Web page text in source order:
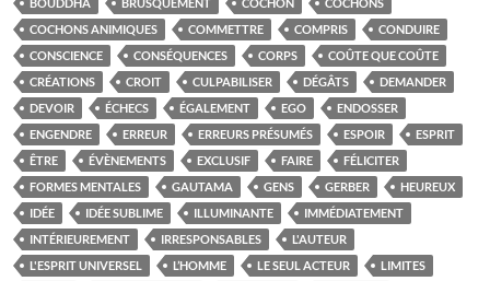
COCHONS ANIMIQUES
COMMETTRE COMPRIS
CONDUIRE
CONSCIENCE
CONSÉQUENCES CORPS
COÛTE QUE COÛTE
CRÉATIONS
CROIT CULPABILISER DÉGÂTS
DEMANDER
DEVOIR
ÉCHECS ÉGALEMENT EGO
ENDOSSER
ENGENDRE
ERREUR ERREURS PRÉSUMÉS ESPOIR
ESPRIT
ÊTRE
ÉVÈNEMENTS EXCLUSIF FAIRE
FÉLICITER
FORMES MENTALES
GAUTAMA GENS GERBER
HEUREUX
IDÉE
IDÉE SUBLIME ILLUMINANTE
IMMÉDIATEMENT
INTÉRIEUREMENT
IRRESPONSABLES
L'AUTEUR
L'ESPRIT UNIVERSEL
L’HOMME LE SEUL ACTEUR
LIMITES